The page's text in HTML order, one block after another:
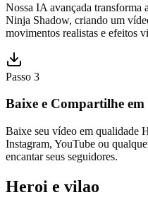
Nossa IA avançada transforma
Ninja Shadow, criando um
movimentos realistas e efeitos
Passo 3
Baixe e Compartilhe
Baixe seu vídeo em qualidade
Instagram, YouTube ou
encantar seus seguidores.
Heroi e vilao